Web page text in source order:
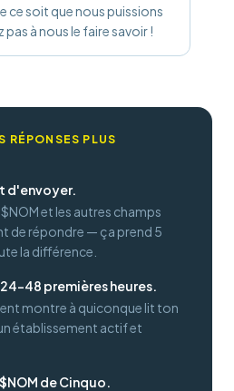
ce soit que nous puissions
à nous le faire savoir !
RÉPONSES PLUS
d'envoyer.
et les autres champs
de répondre — ça prend 5
la différence.
premières heures.
montre à quiconque lit ton
établissement actif et
de Cinquo.